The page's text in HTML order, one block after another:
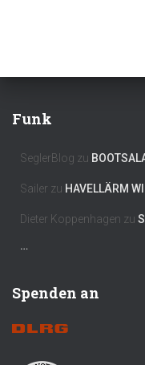
Funk
SeglerBlog zu
Sailer zu HAVELLÄRM
Dieter Koppenhagen zu
…
Spenden an